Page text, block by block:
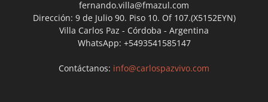
fernando.villa@fmazul.com
Dirección: 9 de Julio 90. Piso 10. Of 107.(X5152EYN)
Villa Carlos Paz - Córdoba - Argentina
WhatsApp: +5493541585147
Contáctanos: info@carlospazvivo.com